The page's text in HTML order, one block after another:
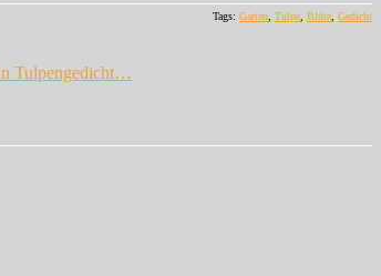
Tags: Garten Tulpe Blüte Gedicht
Tulpengedicht…